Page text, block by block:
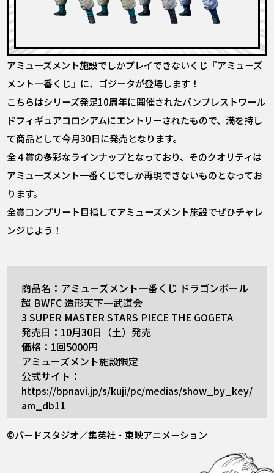
アミューズメント施設でしかプレイできないくじ『アミューズ
メント一番くじ』に、ゴジータが登場します！
こちらはシリーズ発足10周年に開催されたバンプレストワール
ドフィギュアコロシアムにエントリーされたもので、満を持し
て商品として今月30日に発売となります。
全４賞の多彩なラインナップとなっており、そのクオリティは
アミューズメント一番くじでしか再現できないものとなってお
ります。
全賞コンプリート目指してアミューズメント施設でぜひチャレ
ンジじよう！
商品名：アミューズメント一番くじ ドラゴンボール
超 BWFC 造形天下一武道会
3 SUPER MASTER STARS PIECE THE GOGETA
発売日：10月30日（土）発売
価格：1回5000円
アミューズメント施設限定
公式サイト：
https://bpnavi.jp/s/kuji/pc/medias/show_by_key/
am_db11
©バードスタジオ／集英社・東映アニメーション